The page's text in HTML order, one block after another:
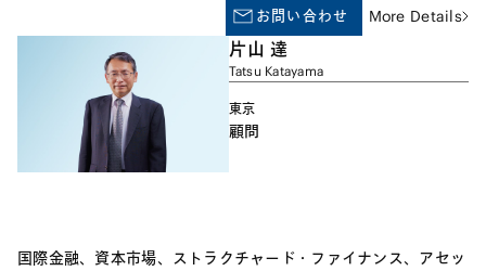
ナンス案件を多数行い、 PFI では国、公共団体のアドバイザーを
務める他、金融機関、スポンサーのアドバイザーとしても多数の
案件に関与しています。そのほか、インフラ・ファイナンス、水
道事業その他の各種公益事業に関する民活又は民営化案件、各種
ファンドの組成、海外プロジェクト案件等に従事しています。
お問い合わせ More Details
片山 達
Tatsu Katayama
東京
顧問
国際金融、資本市場、ストラクチャード・ファイナンス、アセッ